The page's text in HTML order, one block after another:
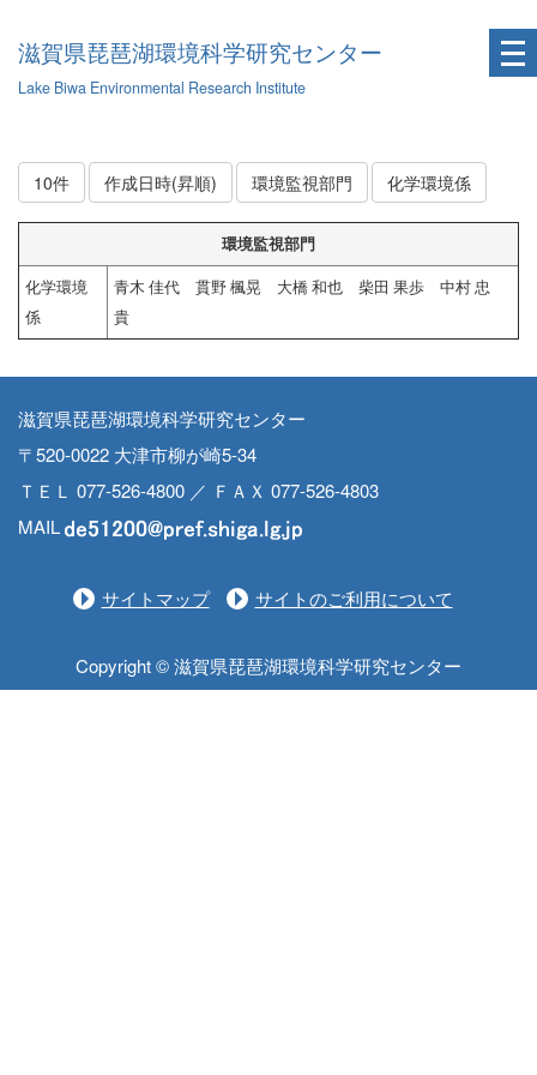
滋賀県琵琶湖環境科学研究センター
Lake Biwa Environmental Research Institute
10件 作成日時(昇順) 環境監視部門 化学環境係
環境監視部門
化学環境
係
青木 佳代 貫野 楓晃 大橋 和也 柴田 果歩 中村 忠
貴
滋賀県琵琶湖環境科学研究センター
〒520-0022 大津市柳が崎5-34
ＴＥＬ 077-526-4800 ／ ＦＡＸ 077-526-4803
MAIL
サイトマップ サイトのご利用について
Copyright © 滋賀県琵琶湖環境科学研究センター